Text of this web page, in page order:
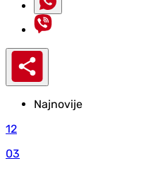
Najnovije
12
03